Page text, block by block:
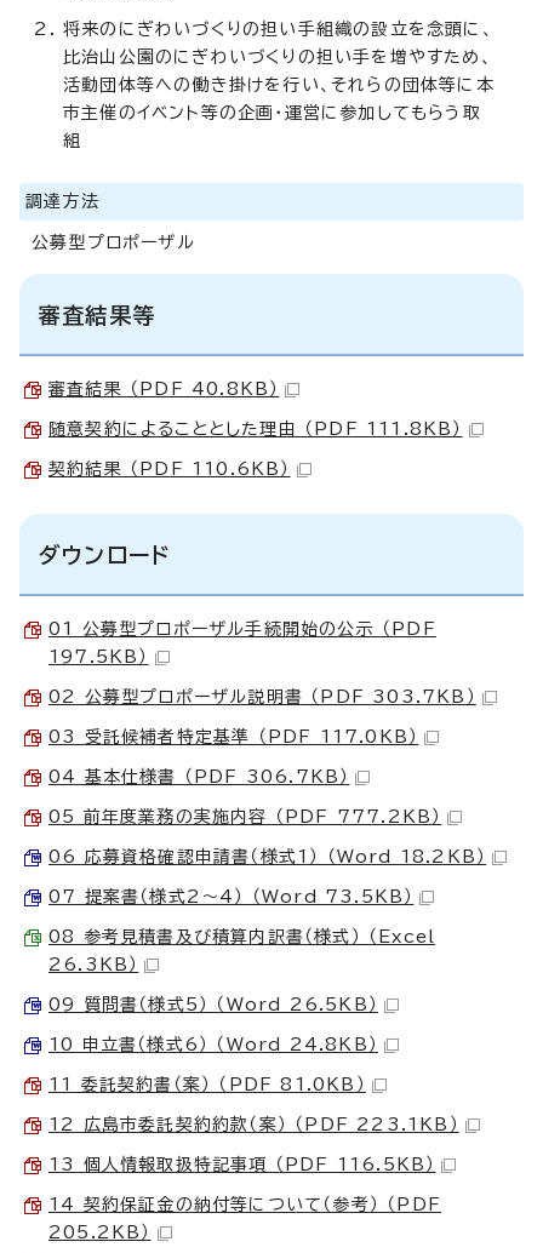
将来のにぎわいづくりの担い手組織の設立を念頭に、
比治山公園のにぎわいづくりの担い手を増やすため、
活動団体等への働き掛けを行い、それらの団体等に本
市主催のイベント等の企画・運営に参加してもらう取
組
調達方法
公募型プロポーザル
審査結果等
審査結果 （PDF 40.8KB）
随意契約によることとした理由 （PDF 111.8KB）
契約結果 （PDF 110.6KB）
ダウンロード
01 公募型プロポーザル手続開始の公示 （PDF
197.5KB）
02 公募型プロポーザル説明書 （PDF 303.7KB）
03 受託候補者特定基準 （PDF 117.0KB）
04 基本仕様書 （PDF 306.7KB）
05 前年度業務の実施内容 （PDF 777.2KB）
06 応募資格確認申請書（様式1） （Word 18.2KB）
07 提案書（様式2～4） （Word 73.5KB）
08 参考見積書及び積算内訳書（様式） （Excel
26.3KB）
09 質問書（様式5） （Word 26.5KB）
10 申立書（様式6） （Word 24.8KB）
11 委託契約書（案） （PDF 81.0KB）
12 広島市委託契約約款（案） （PDF 223.1KB）
13 個人情報取扱特記事項 （PDF 116.5KB）
14 契約保証金の納付等について（参考） （PDF
205.2KB）